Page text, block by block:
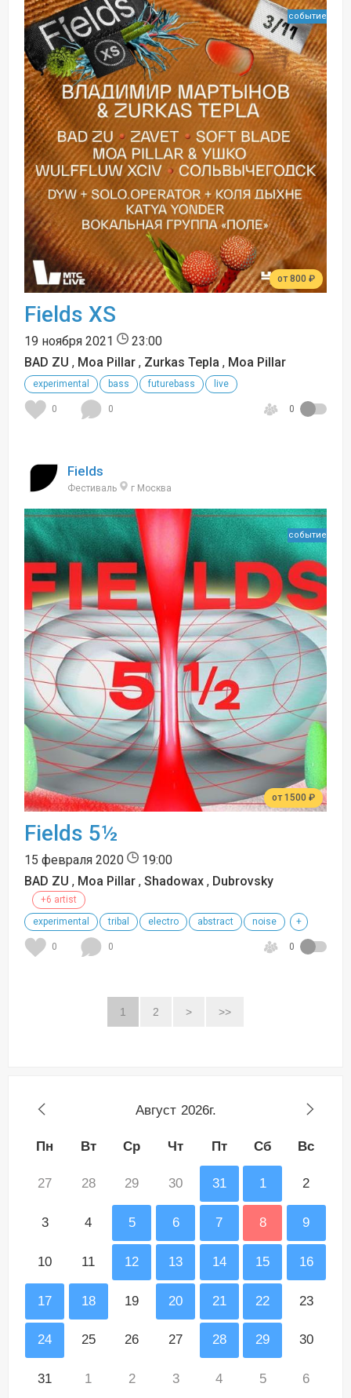
от 800 ₽
событие
Fields XS
19 ноября 2021
23:00
BAD ZU , Moa Pillar , Zurkas Tepla , Moa Pillar
experimental bass futurebass live
0 0 0
Fields
Фестиваль г Москва
от 1500 ₽
событие
Fields 5½
15 февраля 2020
19:00
BAD ZU , Moa Pillar , Shadowax , Dubrovsky
+6 artist
experimental
tribal electro abstract noise +
0 0 0
1 2 > >>
Август 2026г.
Пн Вт Ср Чт Пт Сб Вс
27 28 29 30 31 1 2
3 4 5 6 7 8 9
10 11 12 13 14 15 16
17 18 19 20 21 22 23
24 25 26 27 28 29 30
31 1 2 3 4 5 6